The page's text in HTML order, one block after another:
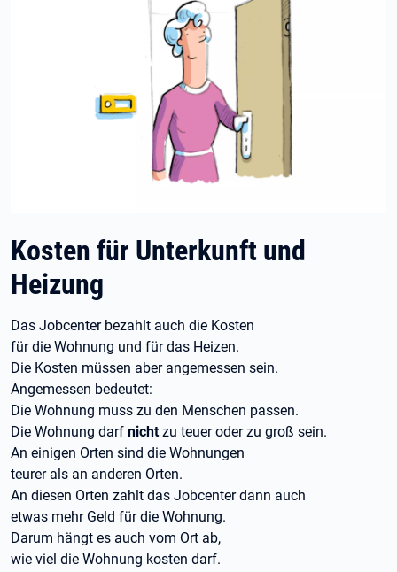
Kosten für Unterkunft und
Heizung
Das Jobcenter bezahlt auch die Kosten
für die Wohnung und für das Heizen.
Die Kosten müssen aber angemessen sein.
Angemessen bedeutet:
Die Wohnung muss zu den Menschen passen.
Die Wohnung darf nichtzu teuer oder zu groß sein.
An einigen Orten sind die Wohnungen
teurer als an anderen Orten.
An diesen Orten zahlt das Jobcenter dann auch
etwas mehr Geld für die Wohnung.
Darum hängt es auch vom Ort ab,
wie viel die Wohnung kosten darf.